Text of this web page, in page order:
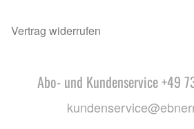
Vertrag widerrufen
Abo- und Kundenservice +49